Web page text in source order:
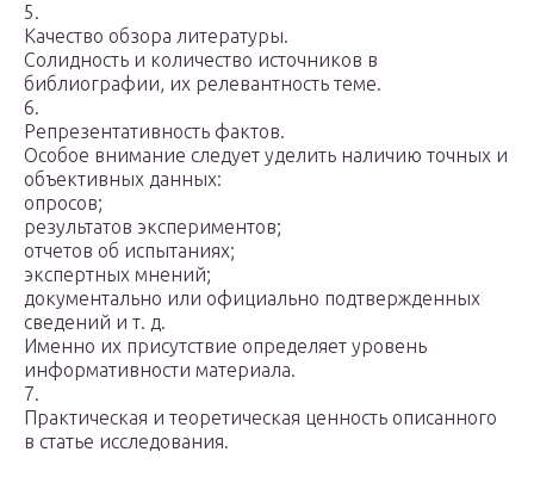
5.
Качество обзора литературы.
Солидность и количество источников в
библиографии, их релевантность теме.
6.
Репрезентативность фактов.
Особое внимание следует уделить наличию точных и
объективных данных:
опросов;
результатов экспериментов;
отчетов об испытаниях;
экспертных мнений;
документально или официально подтвержденных
сведений и т. д.
Именно их присутствие определяет уровень
информативности материала.
7.
Практическая и теоретическая ценность описанного
в статье исследования.